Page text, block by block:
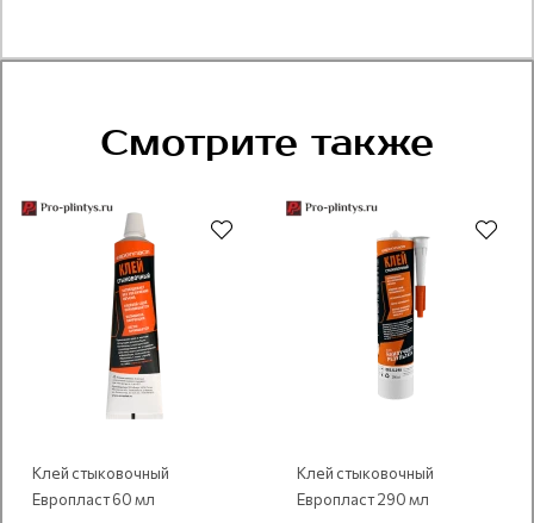
Смотрите также
Клей стыковочный
Европласт 60 мл
Клей стыковочный
Европласт 290 мл